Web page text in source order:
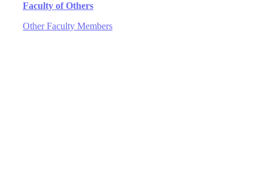
Faculty of Others
Other Faculty Members